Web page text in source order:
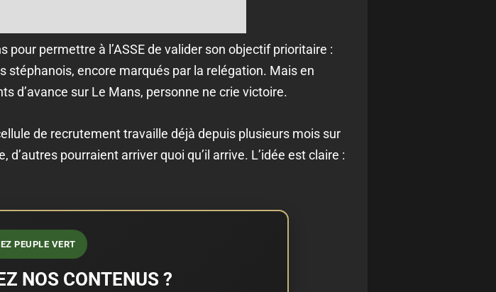
permettre à l’ASSE de valider son objectif prioritaire :
stéphanois, encore marqués par la relégation. Mais en
d’avance sur Le Mans, personne ne crie victoire.
de recrutement travaille déjà depuis plusieurs mois sur
pourraient arriver quoi qu’il arrive. L’idée est claire :
PEUPLE VERT
NOS CONTENUS ?